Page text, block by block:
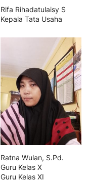
Rifa Rihadatulaisy S
Kepala Tata Usaha
Ratna Wulan, S.Pd.
Guru Kelas X
Guru Kelas XI